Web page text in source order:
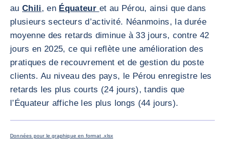
auChili, en Équateur et au Pérou, ainsi que dans
plusieurs secteurs d’activité. Néanmoins, la durée
moyenne des retards diminue à 33 jours, contre 42
jours en 2025, ce qui reflète une amélioration des
pratiques de recouvrement et de gestion du poste
clients. Au niveau des pays, le Pérou enregistre les
retards les plus courts (24 jours), tandis que
l’Équateur affiche les plus longs (44 jours).
Données pour le graphique en format .xlsx